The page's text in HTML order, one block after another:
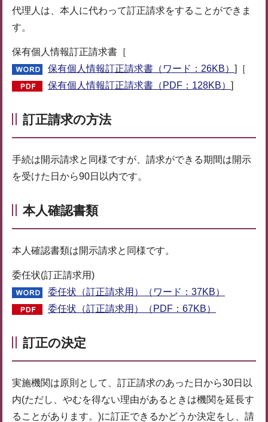
代理人は、本人に代わって訂正請求をすることができま
す。
保有個人情報訂正請求書［
保有個人情報訂正請求書（ワード：26KB） ]［
保有個人情報訂正請求書（PDF：128KB） ]
訂正請求の方法
手続は開示請求と同様ですが、請求ができる期間は開示
を受けた日から90日以内です。
本人確認書類
本人確認書類は開示請求と同様です。
委任状(訂正請求用)
委任状（訂正請求用）（ワード：37KB）
委任状（訂正請求用）（PDF：67KB）
訂正の決定
実施機関は原則として、訂正請求のあった日から30日以
内(ただし、やむを得ない理由があるときは機関を延長す
ることがあります。)に訂正できるかどうか決定をし、請